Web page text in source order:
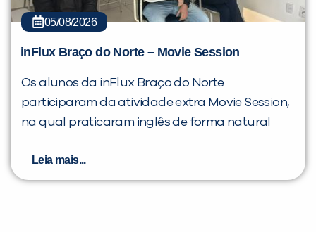
05/08/2026
inFlux Braço do Norte – Movie Session
Os alunos da inFlux Braço do Norte
participaram da atividade extra Movie Session,
na qual praticaram inglês de forma natural
Leia mais...